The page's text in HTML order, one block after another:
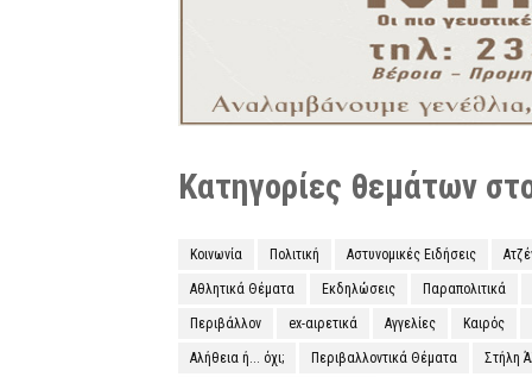
Κατηγορίες θεμάτων
Κοινωνία Πολιτική Αστυνομικές Ειδήσεις
Αθλητικά Θέματα Εκδηλώσεις Παραπολιτικά
Περιβάλλον ex-αιρετικά Αγγελίες Καιρός
Αλήθεια ή... όχι; Περιβαλλοντικά Θέματα Στήλη